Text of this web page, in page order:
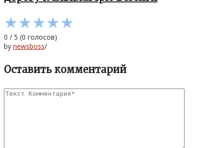
★★★★★
0 / 5 (0 голосов)
by newsboss/
Оставить комментарий